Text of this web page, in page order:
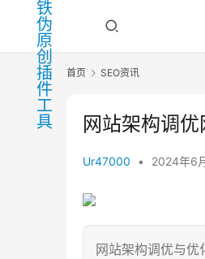
首页 SEO资讯
网站架构调
Ur47000 • 2024年6
网站架构调优与